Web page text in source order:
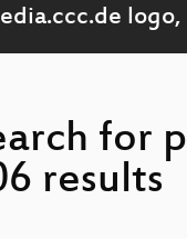
for
results